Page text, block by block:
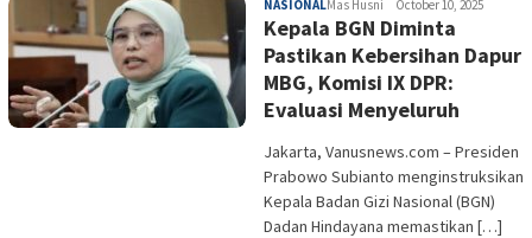
NASIONALMas Husni October 10, 2025
Kepala BGN Diminta
Pastikan Kebersihan Dapur
MBG, Komisi IX DPR:
Evaluasi Menyeluruh
Jakarta, Vanusnews.com – Presiden
Prabowo Subianto menginstruksikan
Kepala Badan Gizi Nasional (BGN)
Dadan Hindayana memastikan […]